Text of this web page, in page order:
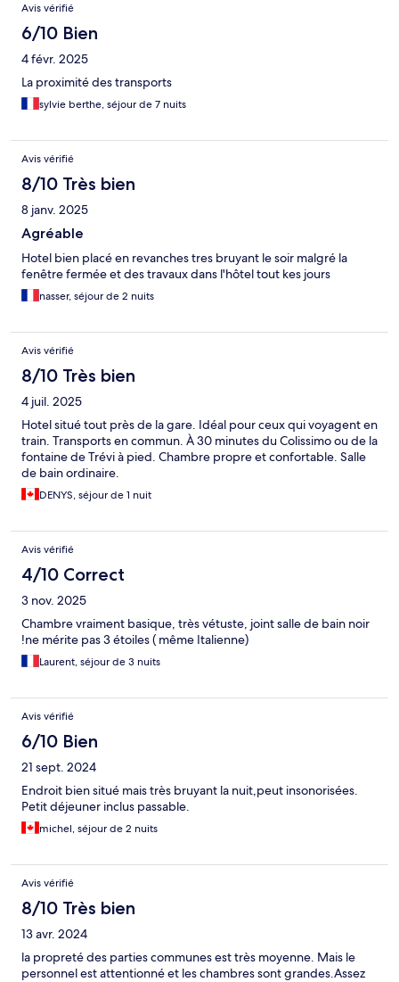
Avis vérifié
6/10 Bien
4 févr. 2025
La proximité des transports
sylvie berthe, séjour de 7 nuits
Avis vérifié
8/10 Très bien
8 janv. 2025
Agréable
Hotel bien placé en revanches tres bruyant le soir malgré la
fenêtre fermée et des travaux dans l'hôtel tout kes jours
nasser, séjour de 2 nuits
Avis vérifié
8/10 Très bien
4 juil. 2025
Hotel situé tout près de la gare. Idéal pour ceux qui voyagent en
train. Transports en commun. À 30 minutes du Colissimo ou de la
fontaine de Trévi à pied. Chambre propre et confortable. Salle
de bain ordinaire.
DENYS, séjour de 1 nuit
Avis vérifié
4/10 Correct
3 nov. 2025
Chambre vraiment basique, très vétuste, joint salle de bain noir
!ne mérite pas 3 étoiles ( même Italienne)
Laurent, séjour de 3 nuits
Avis vérifié
6/10 Bien
21 sept. 2024
Endroit bien situé mais très bruyant la nuit,peut insonorisées.
Petit déjeuner inclus passable.
michel, séjour de 2 nuits
Avis vérifié
8/10 Très bien
13 avr. 2024
la propreté des parties communes est très moyenne. Mais le
personnel est attentionné et les chambres sont grandes.Assez